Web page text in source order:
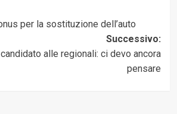
per la sostituzione dell’auto
Successivo:
alle regionali: ci devo ancora
pensare